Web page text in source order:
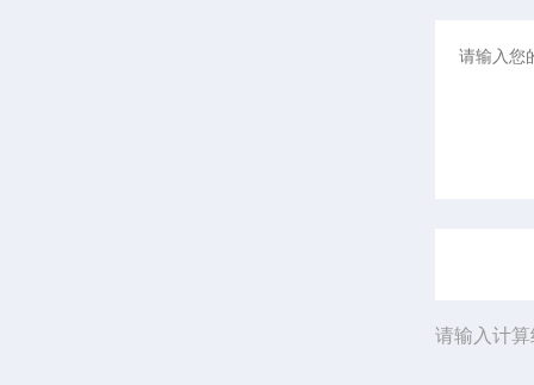
请输入计